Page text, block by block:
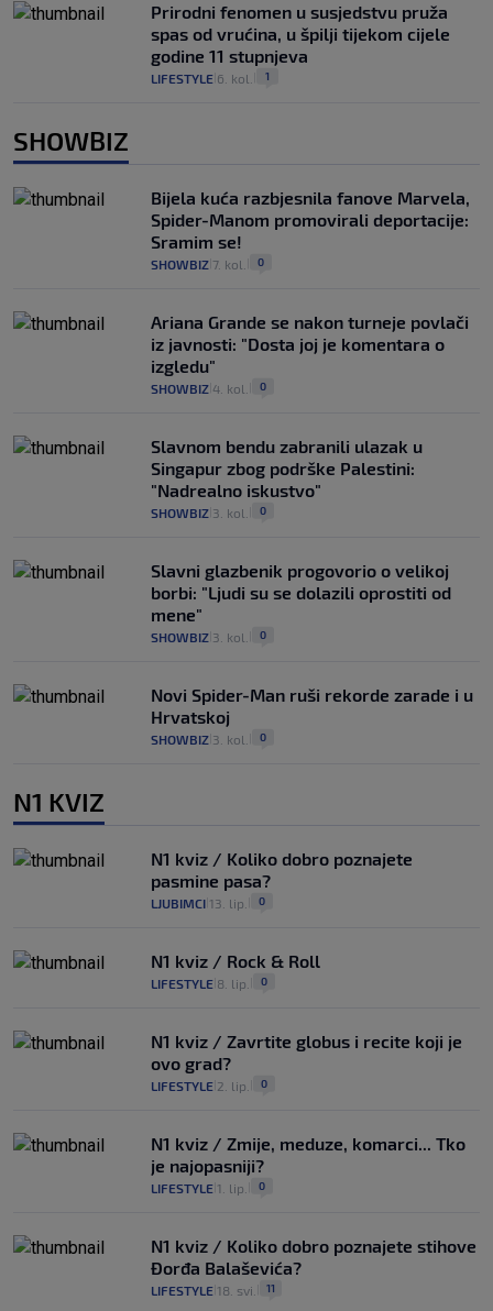
Prirodni fenomen u susjedstvu pruža
spas od vrućina, u špilji tijekom cijele
godine 11 stupnjeva
LIFESTYLE 6. kol. 1
SHOWBIZ
Bijela kuća razbjesnila fanove Marvela,
Spider-Manom promovirali deportacije:
Sramim se!
SHOWBIZ 7. kol. 0
Ariana Grande se nakon turneje povlači
iz javnosti: "Dosta joj je komentara o
izgledu"
SHOWBIZ 4. kol. 0
Slavnom bendu zabranili ulazak u
Singapur zbog podrške Palestini:
"Nadrealno iskustvo"
SHOWBIZ 3. kol. 0
Slavni glazbenik progovorio o velikoj
borbi: "Ljudi su se dolazili oprostiti od
mene"
SHOWBIZ 3. kol. 0
Novi Spider-Man ruši rekorde zarade i u
Hrvatskoj
SHOWBIZ 3. kol. 0
N1 KVIZ
N1 kviz / Koliko dobro poznajete
pasmine pasa?
LJUBIMCI 13. lip. 0
N1 kviz / Rock & Roll
LIFESTYLE 8. lip. 0
N1 kviz / Zavrtite globus i recite koji je
ovo grad?
LIFESTYLE 2. lip. 0
N1 kviz / Zmije, meduze, komarci... Tko
je najopasniji?
LIFESTYLE 1. lip. 0
N1 kviz / Koliko dobro poznajete stihove
Đorđa Balaševića?
LIFESTYLE 18. svi. 11